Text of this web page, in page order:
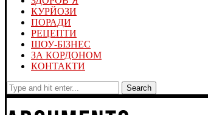
КУРЙОЗИ
ПОРАДИ
РЕЦЕПТИ
ШОУ-БІЗНЕС
ЗА КОРДОНОМ
КОНТАКТИ
Search